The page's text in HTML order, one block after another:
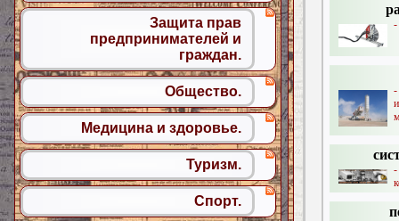
-
-
Защита прав
предпринимателей и
граждан.
Общество.
Медицина и здоровье.
Туризм.
Спорт.